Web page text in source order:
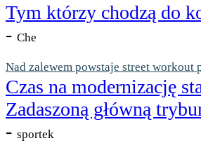
Tym którzy chodzą do
- Che
Nad zalewem powstaje street workout
Czas na modernizację
Zadaszoną główną
- sportek